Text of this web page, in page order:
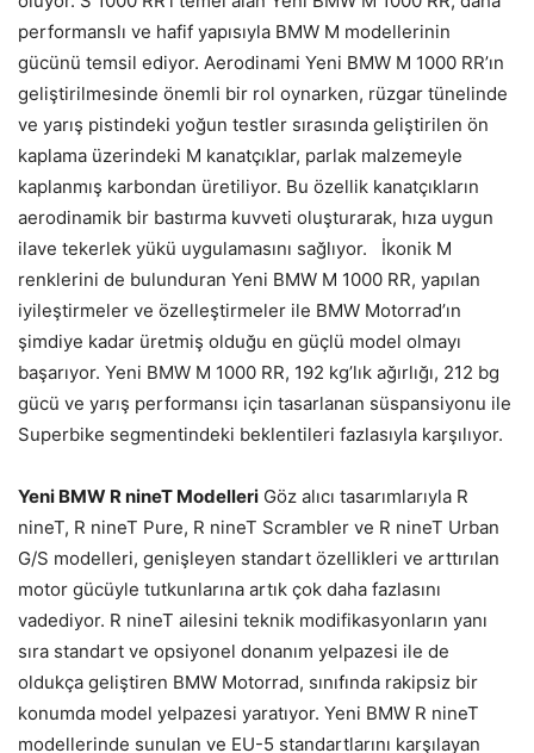
performanslı ve hafif yapısıyla BMW M modellerinin
gücünü temsil ediyor. Aerodinami Yeni BMW M 1000 RR’ın
geliştirilmesinde önemli bir rol oynarken, rüzgar tünelinde
ve yarış pistindeki yoğun testler sırasında geliştirilen ön
kaplama üzerindeki M kanatçıklar, parlak malzemeyle
kaplanmış karbondan üretiliyor. Bu özellik kanatçıkların
aerodinamik bir bastırma kuvveti oluşturarak, hıza uygun
ilave tekerlek yükü uygulamasını sağlıyor. İkonik M
renklerini de bulunduran Yeni BMW M 1000 RR, yapılan
iyileştirmeler ve özelleştirmeler ile BMW Motorrad’ın
şimdiye kadar üretmiş olduğu en güçlü model olmayı
başarıyor. Yeni BMW M 1000 RR, 192 kg’lık ağırlığı, 212 bg
gücü ve yarış performansı için tasarlanan süspansiyonu ile
Superbike segmentindeki beklentileri fazlasıyla karşılıyor.
Yeni BMW R nineT Modelleri Göz alıcı tasarımlarıyla R
nineT, R nineT Pure, R nineT Scrambler ve R nineT Urban
G/S modelleri, genişleyen standart özellikleri ve arttırılan
motor gücüyle tutkunlarına artık çok daha fazlasını
vadediyor. R nineT ailesini teknik modifikasyonların yanı
sıra standart ve opsiyonel donanım yelpazesi ile de
oldukça geliştiren BMW Motorrad, sınıfında rakipsiz bir
konumda model yelpazesi yaratıyor. Yeni BMW R nineT
modellerinde sunulan ve EU-5 standartlarını karşılayan